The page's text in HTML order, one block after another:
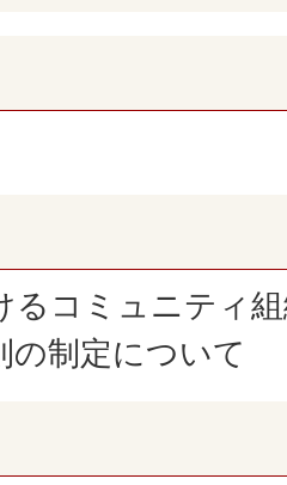
るコミュニティ
の制定について